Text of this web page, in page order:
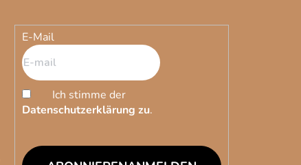
E-Mail
Ich stimme der
Datenschutzerklärung zu.